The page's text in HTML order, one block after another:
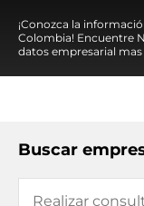
¡Conozca la
Colombia! Encuentre
datos empresarial mas
Buscar